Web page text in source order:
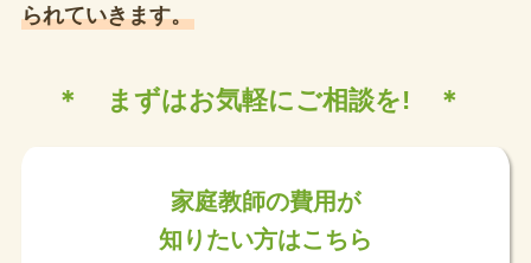
られていきます。
＊ まずはお気軽にご相談を! ＊
家庭教師の費用が
知りたい方はこちら